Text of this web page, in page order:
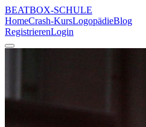
BEATBOX-SCHULE
HomeCrash-KursLogopädieBlog
RegistrierenLogin